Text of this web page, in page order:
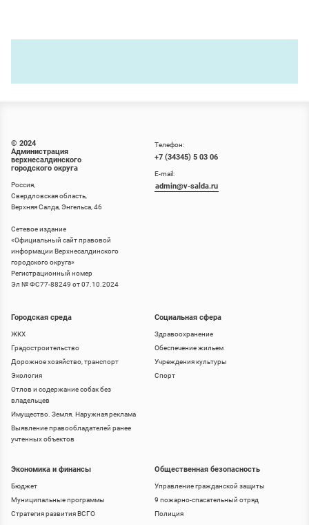
© 2024
Администрация
верхнесалдинского
городского округа
Россия,
Свердловская область,
Верхняя Салда, Энгельса, 46
Сетевое издание
«Официальный сайт правовой
информации Верхнесалдинского
городского округа»
Регистрационный номер
Эл № ФС77-88249 от 07.10.2024
Городская среда
ЖКХ
Градостроительство
Дорожное хозяйство, транспорт
Экология
Отлов и содержание собак без
владельцев
Имущество. Земля. Наружная реклама
Выявление правообладателей ранее
учтенных объектов
Социальная сфера
Здравоохранение
Обеспечение жильем
Учреждения культуры
Спорт
Телефон:
+7 (34345) 5 03 06
E-mail:
admin@v-salda.ru
Экономика и финансы
Бюджет
Муниципальные программы
Стратегия развития ВСГО
Общественная безопасность
Управление гражданской защиты
9 пожарно-спасательный отряд
Полиция